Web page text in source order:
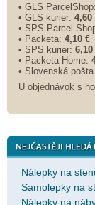
• GLS ParcelShop:
• GLS kurier: 4,60
• SPS Parcel
• Packeta: 4,10 €
• SPS kurier: 6,10
• Packeta Home:
• Slovenská
U objednávok s
Nálepky na
Samolepky na
Nálepky na